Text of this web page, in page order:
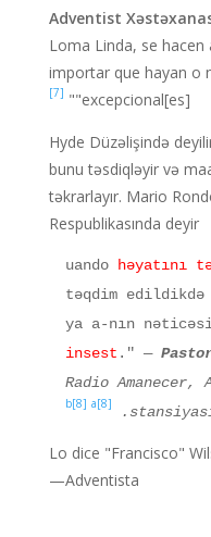
Adventist
Loma Linda, se
importar que hayan o
"excepcional[es]"
[7]
Hyde Düzəlişində
bunu təsdiqləyir və
təkrarlayır. Mario
Respublikasında deyir
həyatını
təqdim edildikdə
ya a-nın
insest ." —
Radio
[8]a
[
8]b
Lo dice "Francisco"
Adventista—